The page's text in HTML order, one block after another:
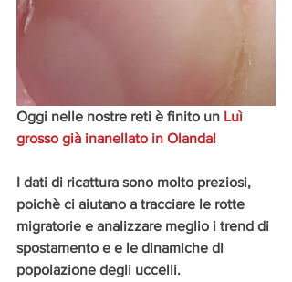
Oggi nelle nostre reti è finito un Luì
grosso già inanellato in Olanda!
I dati di ricattura sono molto preziosi,
poichè ci aiutano a tracciare le rotte
migratorie e analizzare meglio i trend di
spostamento e e le dinamiche di
popolazione degli uccelli.